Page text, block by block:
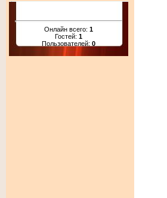
Онлайн всего: 1
Гостей: 1
Пользователей: 0